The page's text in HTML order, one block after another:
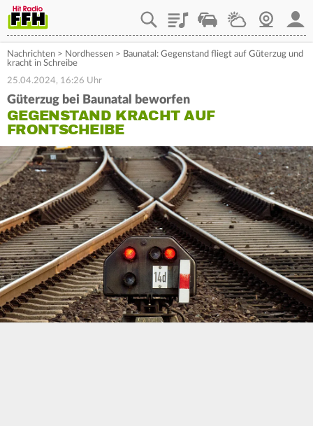
PlaylistStaupilotWetterWebcam
Nachrichten > Nordhessen > Baunatal: Gegenstand fliegt auf Güterzug und
kracht in Schreibe
25.04.2024, 16:26 Uhr
Güterzug bei Baunatal beworfen
GEGENSTAND KRACHT AUF
FRONTSCHEIBE